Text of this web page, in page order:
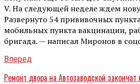
V. На следующей неделе ждем
Развернуто 54 прививочных
мобильных пункта вакцинации,
бригада. — написал Миронов в
Вперед
Ремонт двора на Автозаводской